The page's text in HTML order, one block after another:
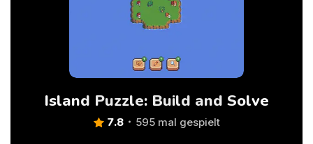
Island Puzzle: Build and Solve
7.8 595 mal gespielt